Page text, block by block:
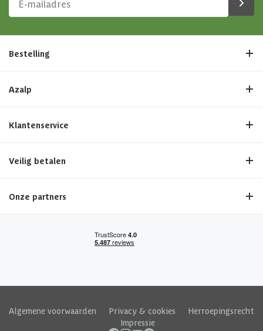
Bestelling
Azalp
Klantenservice
Veilig betalen
Onze partners
Algemene voorwaarden Privacy & cookies
Herroepingsrecht
Impressie